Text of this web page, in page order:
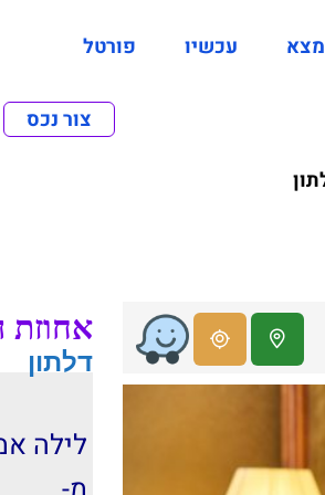
מצא עכשיו פורטל
צור נכס
אחוזת
דלתון
לילה